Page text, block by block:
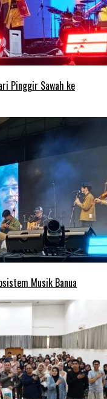
Pinggir Sawah ke
Musik Banua